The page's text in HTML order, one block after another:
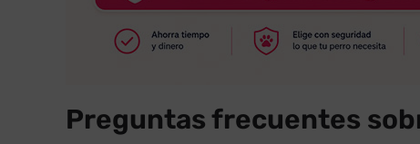
Preguntas frecuentes